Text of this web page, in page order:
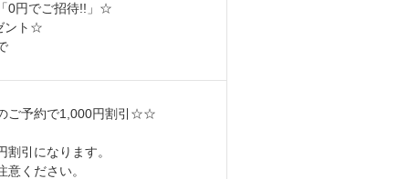
0円でご招待!!」☆
ント☆
ご予約で1,000円割引☆☆
引になります。
ください。